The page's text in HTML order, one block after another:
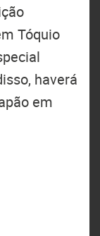
Tóquio
haverá
em